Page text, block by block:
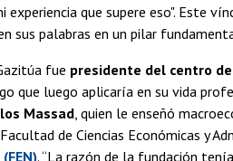
experiencia que supere eso". Este
sus palabras en un pilar
fue presidente del centro
que luego aplicaría en su vida
Massad , quien le enseñó
de Ciencias Económicas y
. “La razón de la fundación